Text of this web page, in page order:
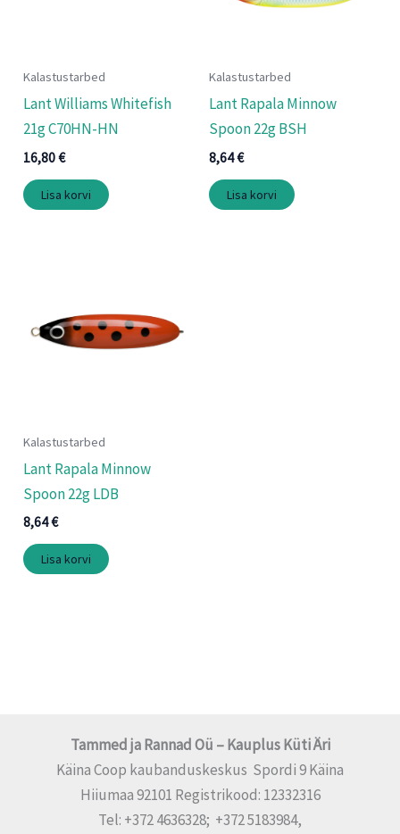
Kalastustarbed
Lant Williams Whitefish
21g C70HN-HN
16,80€
Lisa korvi
Kalastustarbed
Lant Rapala Minnow
Spoon 22g BSH
8,64€
Lisa korvi
Kalastustarbed
Lant Rapala Minnow
Spoon 22g LDB
8,64€
Lisa korvi
Tammed ja Rannad Oü – Kauplus Küti Äri
Käina Coop kaubanduskeskus Spordi 9 Käina
Hiiumaa 92101 Registrikood: 12332316
Tel: +372 4636328; +372 5183984,